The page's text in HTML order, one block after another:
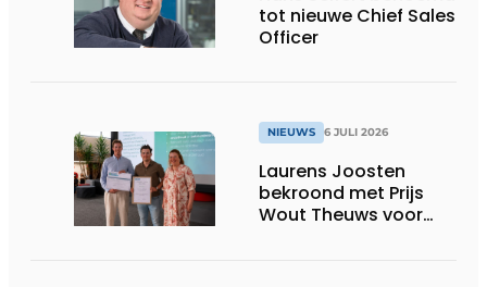
tot nieuwe Chief Sales
Officer
NIEUWS 6 JULI 2026
Laurens Joosten
bekroond met Prijs
Wout Theuws voor